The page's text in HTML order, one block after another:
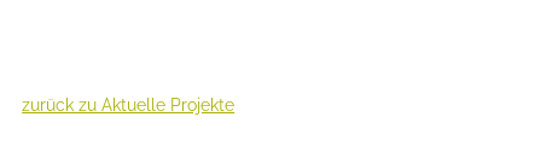
zurück zu Aktuelle Projekte